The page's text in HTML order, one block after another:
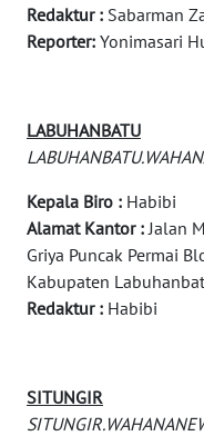
Redaktur : Sabarman
Reporter: Yonimasari
LABUHANBATU
Kepala Biro : Habibi
Alamat Kantor : Jalan
Griya Puncak Permai
Kabupaten
Redaktur : Habibi
SITUNGIR
ALPERKLINAS
TAMBANG
NEWS
SITUNGIR
NEWS
SIDIKALANG
SIBARAGAS
NEWS